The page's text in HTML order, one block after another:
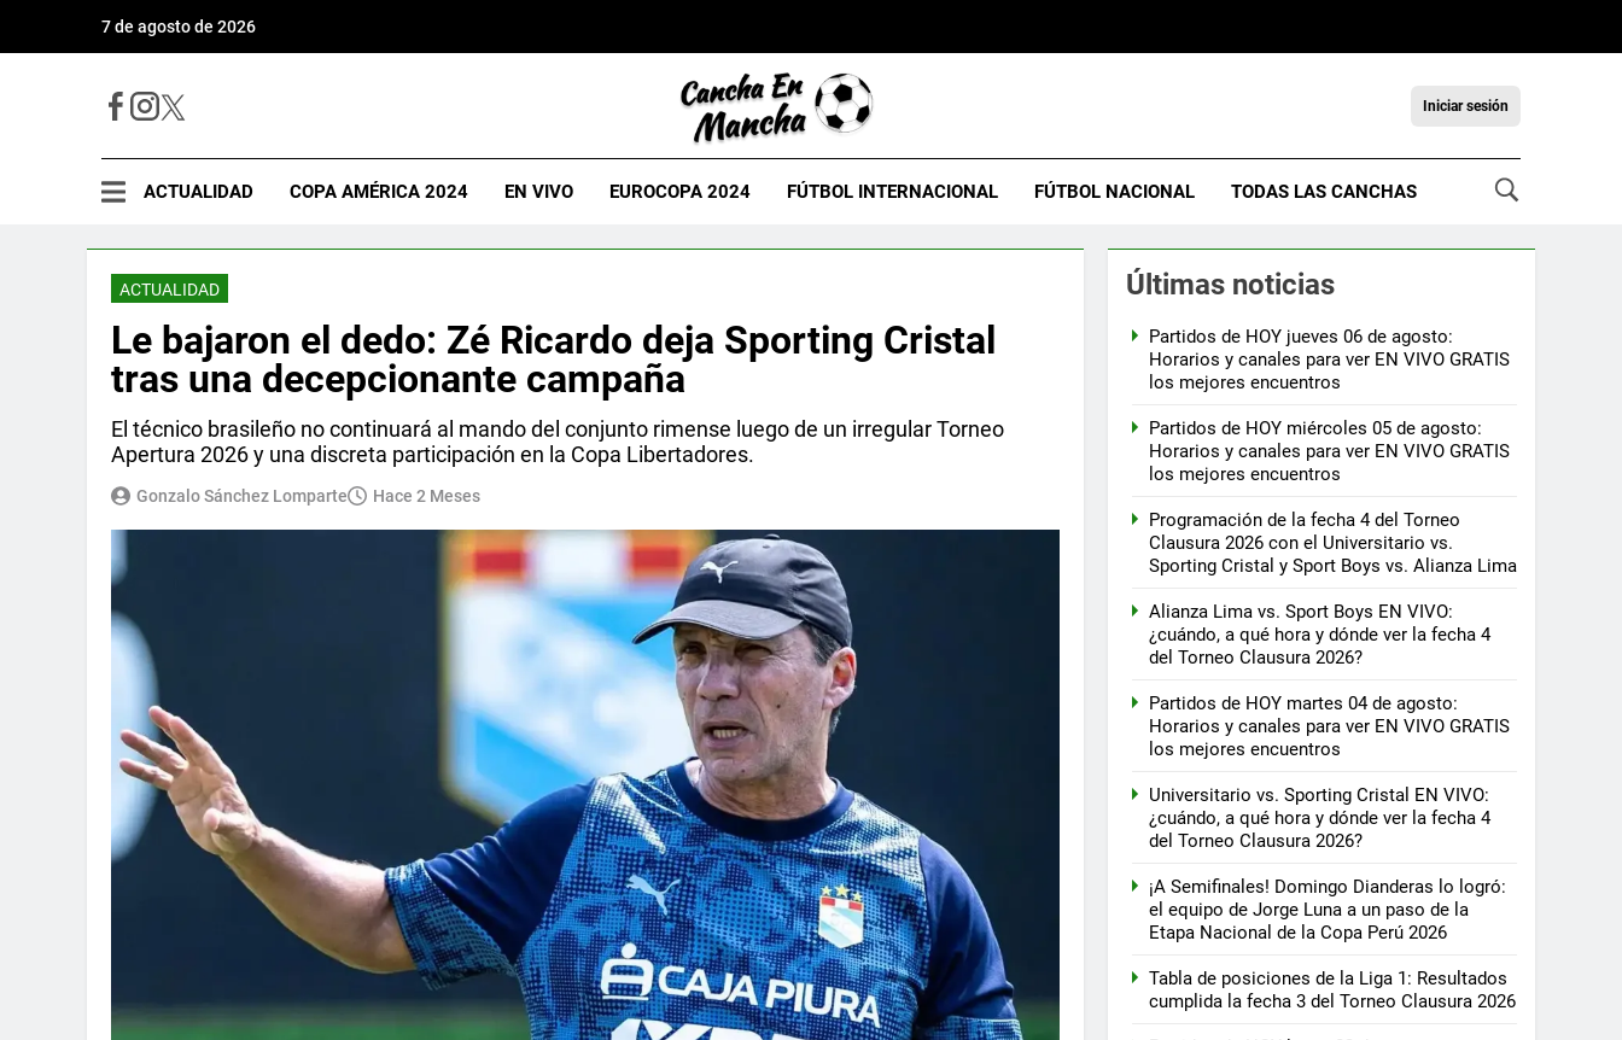
7 de agosto de 2026
Iniciar sesión
ACTUALIDAD COPA AMÉRICA 2024 EN VIVO EUROCOPA 2024 FÚTBOL INTERNACIONAL FÚTBOL NACIONAL TODAS LAS CANCHAS
ACTUALIDAD
Le bajaron el dedo: Zé Ricardo deja Sporting Cristal
tras una decepcionante campaña
El técnico brasileño no continuará al mando del conjunto rimense luego de un irregular Torneo
Apertura 2026 y una discreta participación en la Copa Libertadores.
Gonzalo Sánchez Lomparte Hace 2 Meses
Últimas noticias
Partidos de HOY jueves 06 de agosto:
Horarios y canales para ver EN VIVO GRATIS
los mejores encuentros
Partidos de HOY miércoles 05 de agosto:
Horarios y canales para ver EN VIVO GRATIS
los mejores encuentros
Programación de la fecha 4 del Torneo
Clausura 2026 con el Universitario vs.
Sporting Cristal y Sport Boys vs. Alianza Lima
Alianza Lima vs. Sport Boys EN VIVO:
¿cuándo, a qué hora y dónde ver la fecha 4
del Torneo Clausura 2026?
Partidos de HOY martes 04 de agosto:
Horarios y canales para ver EN VIVO GRATIS
los mejores encuentros
Universitario vs. Sporting Cristal EN VIVO:
¿cuándo, a qué hora y dónde ver la fecha 4
del Torneo Clausura 2026?
¡A Semifinales! Domingo Dianderas lo logró:
el equipo de Jorge Luna a un paso de la
Etapa Nacional de la Copa Perú 2026
Tabla de posiciones de la Liga 1: Resultados
cumplida la fecha 3 del Torneo Clausura 2026